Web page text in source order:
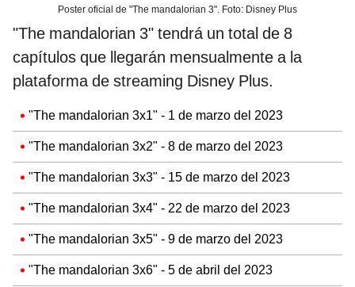
Poster oficial de "The mandalorian 3". Foto: Disney Plus
"The mandalorian 3" tendrá un total de 8
capítulos que llegarán mensualmente a la
plataforma de streaming Disney Plus.
"The mandalorian 3x1" - 1 de marzo del 2023
"The mandalorian 3x2" - 8 de marzo del 2023
"The mandalorian 3x3" - 15 de marzo del 2023
"The mandalorian 3x4" - 22 de marzo del 2023
"The mandalorian 3x5" - 9 de marzo del 2023
"The mandalorian 3x6" - 5 de abril del 2023